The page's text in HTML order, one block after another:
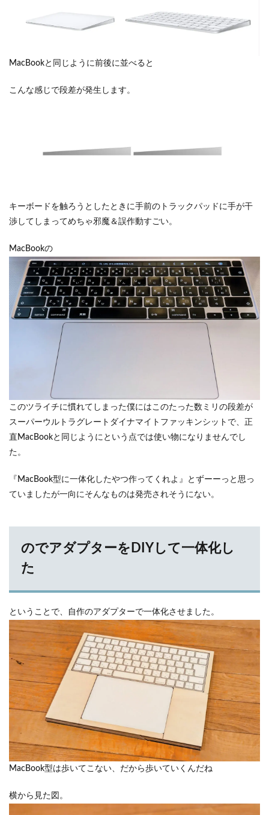
MacBookと同じように前後に並べると
こんな感じで段差が発生します。
キーボードを触ろうとしたときに手前のトラックパッドに手が干
渉してしまってめちゃ邪魔＆誤作動すごい。
MacBookの
このツライチに慣れてしまった僕にはこのたった数ミリの段差が
スーパーウルトラグレートダイナマイトファッキンシットで、正
直MacBookと同じようにという点では使い物になりませんでし
た。
『MacBook型に一体化したやつ作ってくれよ』とずーーっと思っ
ていましたが一向にそんなものは発売されそうにない。
のでアダプターをDIYして一体化し
た
ということで、自作のアダプターで一体化させました。
MacBook型は歩いてこない、だから歩いていくんだね
横から見た図。